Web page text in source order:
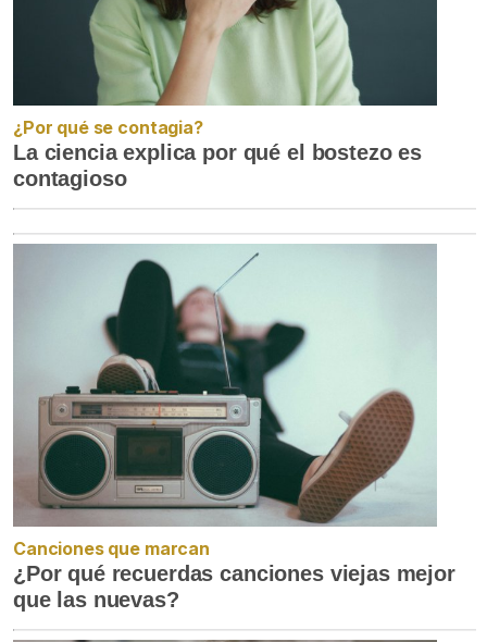
¿Por qué se contagia?
La ciencia explica por qué el bostezo es
contagioso
Canciones que marcan
¿Por qué recuerdas canciones viejas mejor
que las nuevas?